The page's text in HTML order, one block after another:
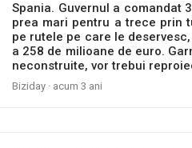
Spania. Guvernul a comandat
prea mari pentru a trece prin
pe rutele pe care le
a 258 de milioane de euro.
neconstruite, vor trebui
Biziday · acum 3 ani